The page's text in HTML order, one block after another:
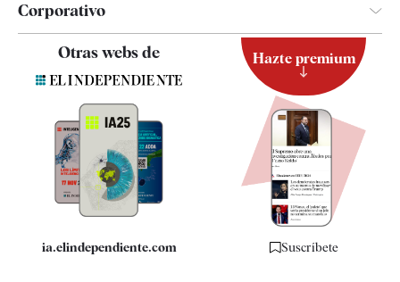
Corporativo
Contacto
Quiénes somos
Especificaciones
Otras webs de
ia.elindependiente.com
Hazte premium
Suscríbete